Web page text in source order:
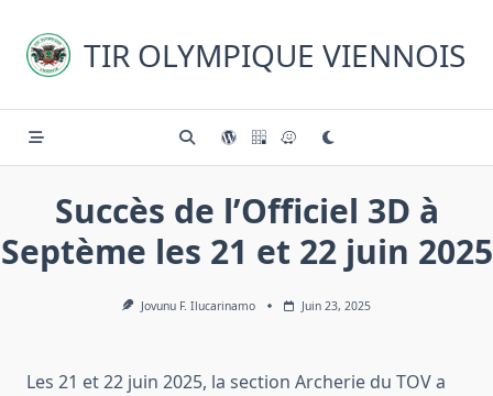
content
TIR OLYMPIQUE VIENNOIS
Succès de l’Officiel 3D à
Septème les 21 et 22 juin 2025
Jovunu F. Ilucarinamo Juin 23, 2025
Les 21 et 22 juin 2025, la section Archerie du TOV a